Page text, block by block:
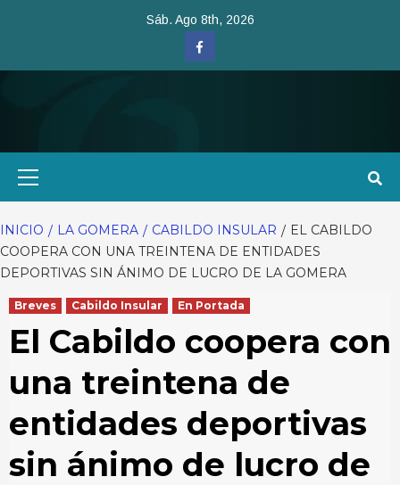
Sáb. Ago 8th, 2026
Facebook
INICIO LA GOMERA CABILDO INSULAR
EL CABILDO
COOPERA CON UNA TREINTENA DE ENTIDADES
DEPORTIVAS SIN ÁNIMO DE LUCRO DE LA GOMERA
Breves Cabildo Insular En Portada
El Cabildo coopera con
una treintena de
entidades deportivas
sin ánimo de lucro de